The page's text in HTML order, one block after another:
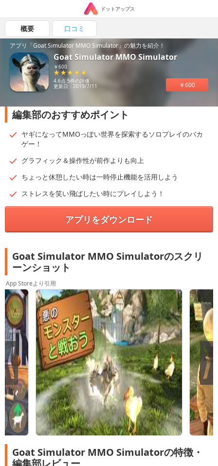
ドットアップス
概要 口コミ
アプリ「Goat Simulator MMO Simulator」の魅力を紹介！
Goat Simulator MMO Simulator
￥600
4.6点 5件の評価
更新日：2019/7/11 ￥600
編集部のおすすめポイント
ヤギになってMMOっぽい世界を探索するソロプレイのバカ
ゲー！
グラフィック＆操作性が前作よりも向上
ちょっと休憩したい時は一時停止機能を活用しよう
ストレスを笑い飛ばしたい時にプレイしよう！
アプリをダウンロード
Goat Simulator MMO Simulatorのスクリ
ーンショット
App Storeより引用
Goat Simulator MMO Simulatorの特徴・
編集部レビュー